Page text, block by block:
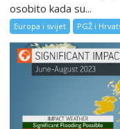
osobito kada su...
Europa i svijet PGŽ i